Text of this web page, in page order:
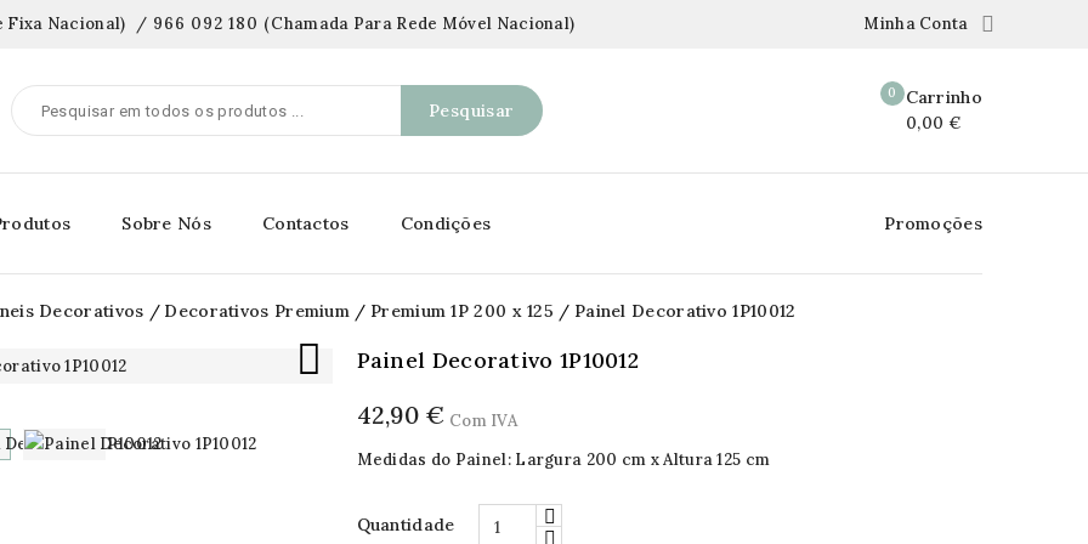
Fixa Nacional) / 966 092 180 (Chamada Para Rede Móvel Nacional) Minha Conta 
0 Carrinho
0,00 €
Pesquisar
Sobre Nós Contactos Condições Promoções
Decorativos Decorativos Premium Premium 1P 200 x 125 Painel Decorativo 1P10012
 Painel Decorativo 1P10012
42,90 € Com IVA
Medidas do Painel: Largura 200 cm x Altura 125 cm
Quantidade